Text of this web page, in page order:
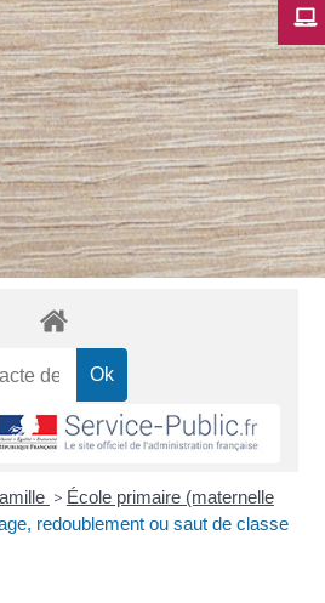
> École primaire (maternelle
redoublement ou saut de classe